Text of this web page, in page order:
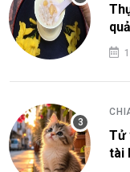
quả
Tử
tài